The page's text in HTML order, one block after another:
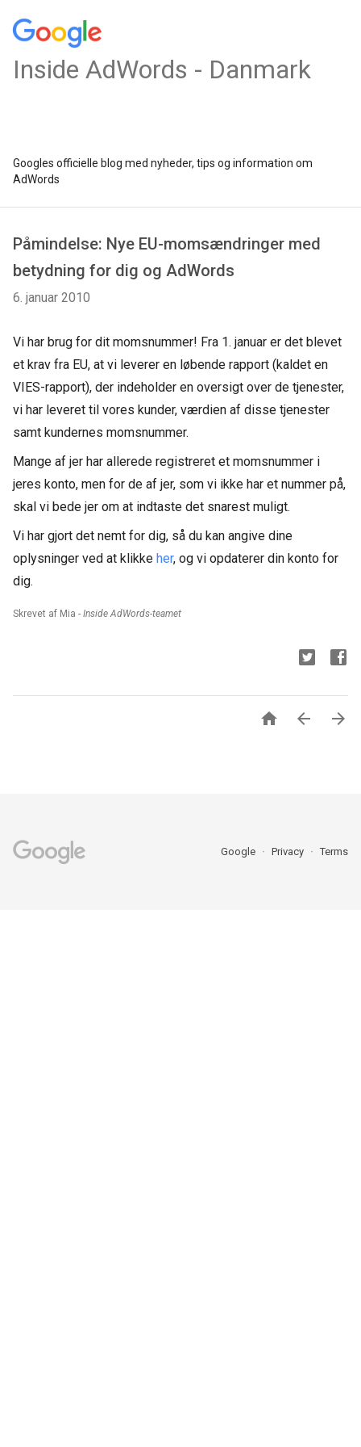
Inside AdWords - Danmark
Googles officielle blog med nyheder, tips og information om
AdWords
Påmindelse: Nye EU-momsændringer med
betydning for dig og AdWords
6. januar 2010
Vi har brug for dit momsnummer! Fra 1. januar er det blevet
et krav fra EU, at vi leverer en løbende rapport (kaldet en
VIES-rapport), der indeholder en oversigt over de tjenester,
vi har leveret til vores kunder, værdien af disse tjenester
samt kundernes momsnummer.
Mange af jer har allerede registreret et momsnummer i
jeres konto, men for de af jer, som vi ikke har et nummer på,
skal vi bede jer om at indtaste det snarest muligt.
Vi har gjort det nemt for dig, så du kan angive dine
oplysninger ved at klikke her, og vi opdaterer din konto for
dig.
Skrevet af Mia - Inside AdWords-teamet
  
Google Privacy Terms